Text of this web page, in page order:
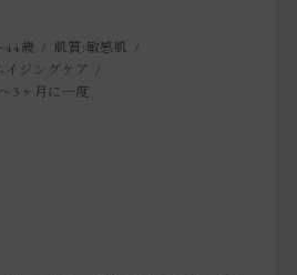
44歳 肌質:敏感肌
イジングケア
3ヶ月に一度